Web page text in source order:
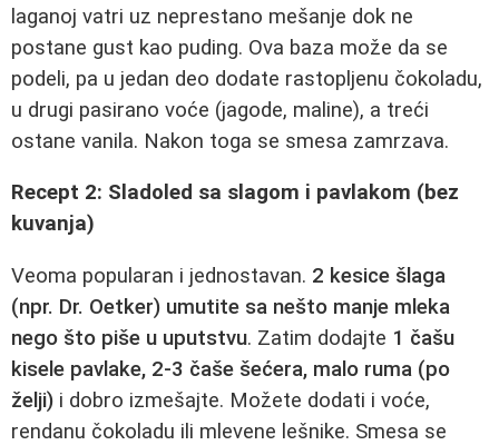
laganoj vatri uz neprestano mešanje dok ne
postane gust kao puding. Ova baza može da se
podeli, pa u jedan deo dodate rastopljenu čokoladu,
u drugi pasirano voće (jagode, maline), a treći
ostane vanila. Nakon toga se smesa zamrzava.
Recept 2: Sladoled sa slagom i pavlakom (bez
kuvanja)
Veoma popularan i jednostavan. 2 kesice šlaga
(npr. Dr. Oetker) umutite sa nešto manje mleka
nego što piše u uputstvu. Zatim dodajte 1 čašu
kisele pavlake, 2-3 čaše šećera, malo ruma (po
želji) i dobro izmešajte. Možete dodati i voće,
rendanu čokoladu ili mlevene lešnike. Smesa se